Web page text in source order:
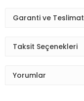
Garanti ve Teslimat
Taksit Seçenekleri
Yorumlar